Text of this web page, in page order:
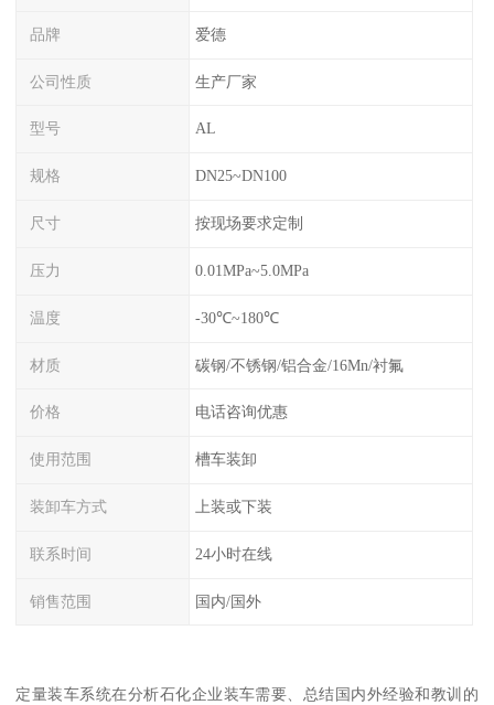
品牌 爱德
公司性质 生产厂家
型号 AL
规格 DN25~DN100
尺寸 按现场要求定制
压力 0.01MPa~5.0MPa
温度 -30℃~180℃
材质 碳钢/不锈钢/铝合金/16Mn/衬氟
价格 电话咨询优惠
使用范围 槽车装卸
装卸车方式 上装或下装
联系时间 24小时在线
销售范围 国内/国外
定量装车系统在分析石化企业装车需要、总结国内外经验和教训的